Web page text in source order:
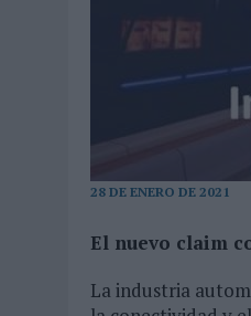
LA
06/08/2026 |
EL USO
06/08/2026 |
|
FRIGO Y
LA IA
05/08/2026 | BEON
FABRA
05/08/2026 | LUIS
28 DE ENERO DE 2021
El nuevo claim
La industria